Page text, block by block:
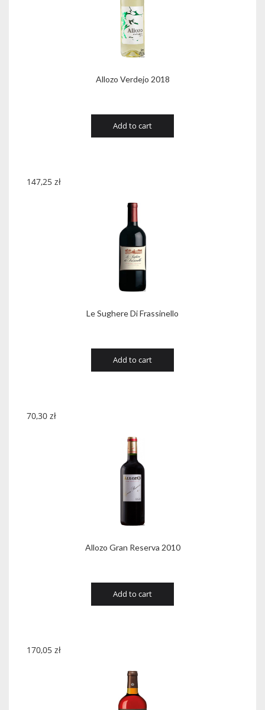
Allozo Verdejo 2018
Add to cart
Le Sughere Di Frassinello
147,25 zł
Add to cart
Allozo Gran Reserva 2010
70,30 zł
Add to cart
170,05 zł